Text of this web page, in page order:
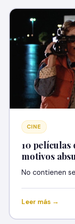
CINE
10 películas
motivos
No contienen
Leer más →